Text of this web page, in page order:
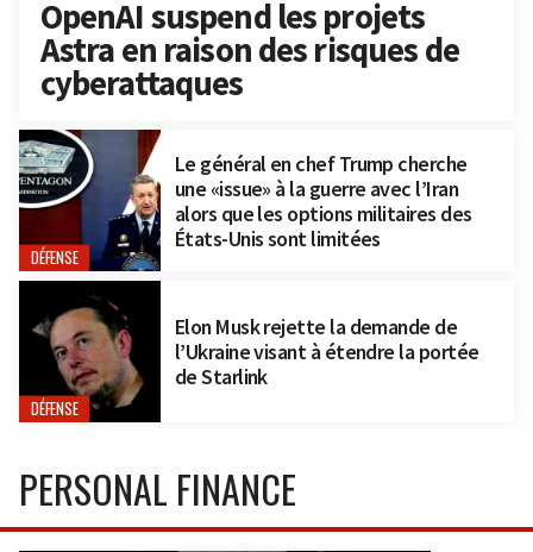
OpenAI suspend les projets
Astra en raison des risques de
cyberattaques
DÉFENSE
Le général en chef Trump cherche
une «issue» à la guerre avec l’Iran
alors que les options militaires des
États-Unis sont limitées
DÉFENSE
Elon Musk rejette la demande de
l’Ukraine visant à étendre la portée
de Starlink
PERSONAL FINANCE